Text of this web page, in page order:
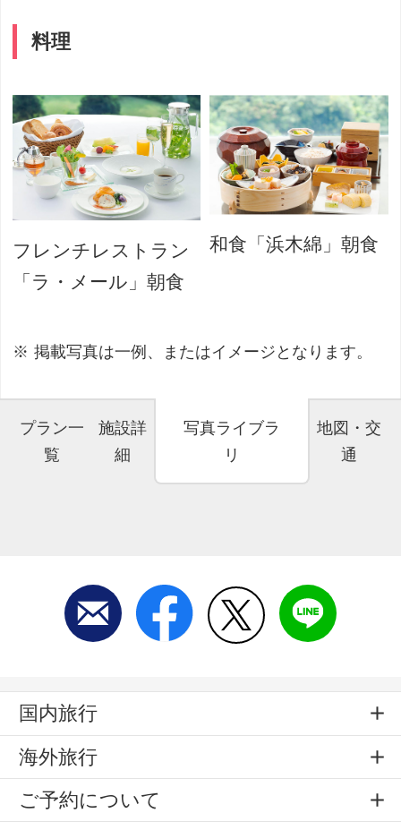
料理
フレンチレストラン
「ラ・メール」朝食
和食「浜木綿」朝食
掲載写真は一例、またはイメージとなります。
プラン一
覧
施設詳
細
写真ライブラ
リ
地図・交
通
国内旅行
海外旅行
ご予約について